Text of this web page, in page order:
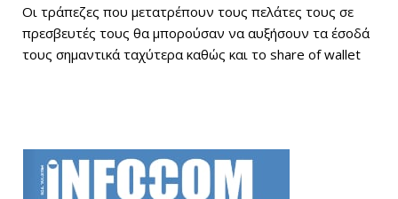
Οι τράπεζες που μετατρέπουν τους πελάτες τους σε
πρεσβευτές τους θα μπορούσαν να αυξήσουν τα έσοδά
τους σημαντικά ταχύτερα καθώς και το share of wallet